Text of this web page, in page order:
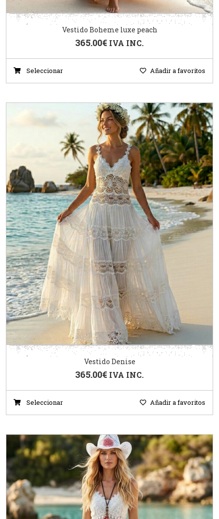
Vestido Boheme luxe peach
365.00€ IVA INC.
Seleccionar Añadir a favoritos
Vestido Denise
365.00€ IVA INC.
Seleccionar Añadir a favoritos